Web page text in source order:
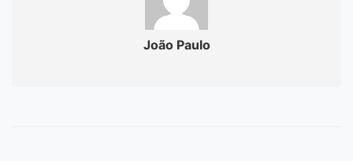
João Paulo